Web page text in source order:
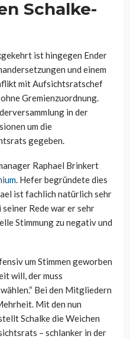
Schalke-
ist hingegen Ender
und einem
mit Aufsichtsratschef
Gremienzuordnung.
in der
um die
gegeben.
Raphael Brinkert
. Hefer begründete dies
ist fachlich natürlich sehr
seiner Rede war er sehr
Stimmung zu negativ und
um Stimmen geworben
will, der muss
Bei den Mitgliedern
Mit den nun
Schalke die Weichen
– schlanker in der